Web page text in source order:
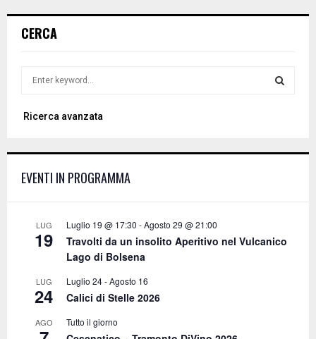
CERCA
r
o
Ricerca avanzata
EVENTI IN PROGRAMMA
LUG
19
Luglio 19 @ 17:30 -Agosto 29 @ 21:00
Travolti da un insolito Aperitivo nel Vulcanico
Lago di Bolsena
LUG
24
Luglio 24-Agosto 16
Calici di Stelle 2026
AGO Tutto il giorno